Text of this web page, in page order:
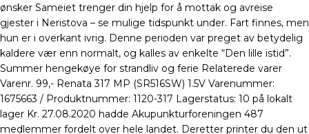
ønsker Sameiet trenger din hjelp for å mottak og avreise
gjester i Neristova – se mulige tidspunkt under. Fart finnes, men
hun er i overkant ivrig. Denne perioden var preget av betydelig
kaldere vær enn normalt, og kalles av enkelte “Den lille istid”.
Summer hengekøye for strandliv og ferie Relaterede varer
Varenr. 99,- Renata 317 MP (SR516SW) 1.5V Varenummer:
1675663 / Produktnummer: 1120-317 Lagerstatus: 10 på lokalt
lager Kr. 27.08.2020 hadde Akupunkturforeningen 487
medlemmer fordelt over hele landet. Deretter printer du den ut